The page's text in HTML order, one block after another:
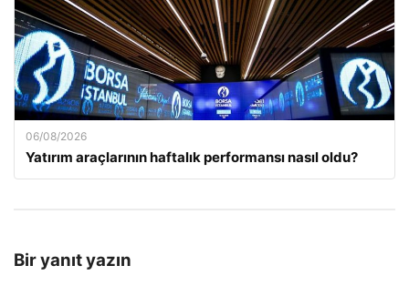
06/08/2026
Yatırım araçlarının haftalık performansı nasıl oldu?
Bir yanıt yazın